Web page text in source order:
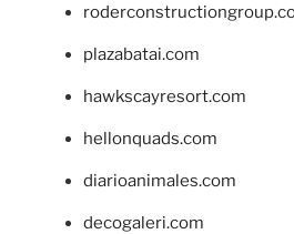
plazabatai.com
hawkscayresort.com
hellonquads.com
diarioanimales.com
decogaleri.com